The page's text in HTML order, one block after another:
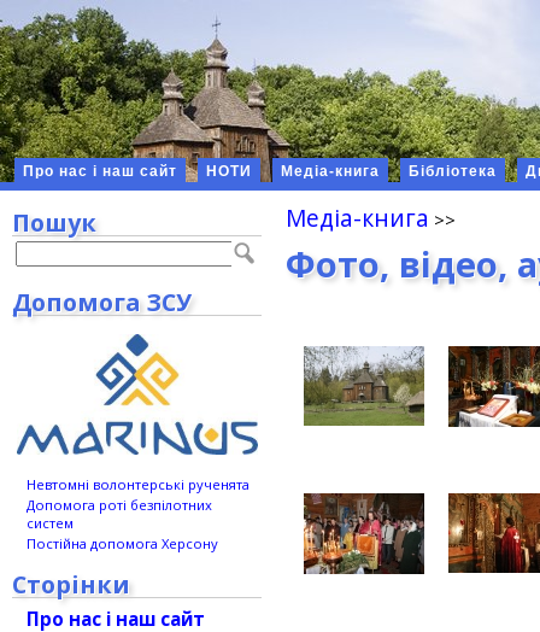
Про нас і наш сайт НОТИ Медіа-книга Бібліотека
Медіа-книга
Фото, відео,
Пошук
Допомога ЗСУ
Невтомні волонтерські рученята
Допомога роті безпілотних
систем
Постійна допомога Херсону
Сторінки
Про нас і наш сайт